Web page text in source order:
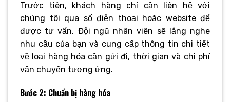
Trước tiên, khách hàng chỉ cần liên hệ với
chúng tôi qua số điện thoại hoặc website để
được tư vấn. Đội ngũ nhân viên sẽ lắng nghe
nhu cầu của bạn và cung cấp thông tin chi tiết
về loại hàng hóa cần gửi đi, thời gian và chi phí
vận chuyển tương ứng.
Bước 2: Chuẩn bị hàng hóa